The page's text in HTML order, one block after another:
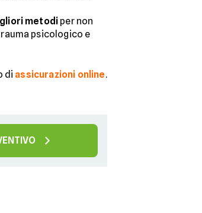
metodi per non
psicologico e
di assicurazioni online.